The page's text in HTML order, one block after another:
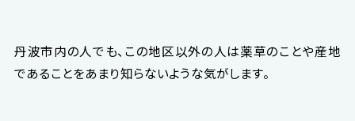
丹波市内の人でも、この地区以外の人は薬草のことや産地
であることをあまり知らないような気がします。